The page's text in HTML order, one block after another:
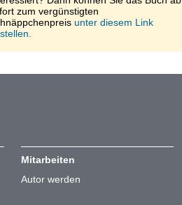
zum vergünstigten
unter diesem Link
Mitarbeiten
Autor werden